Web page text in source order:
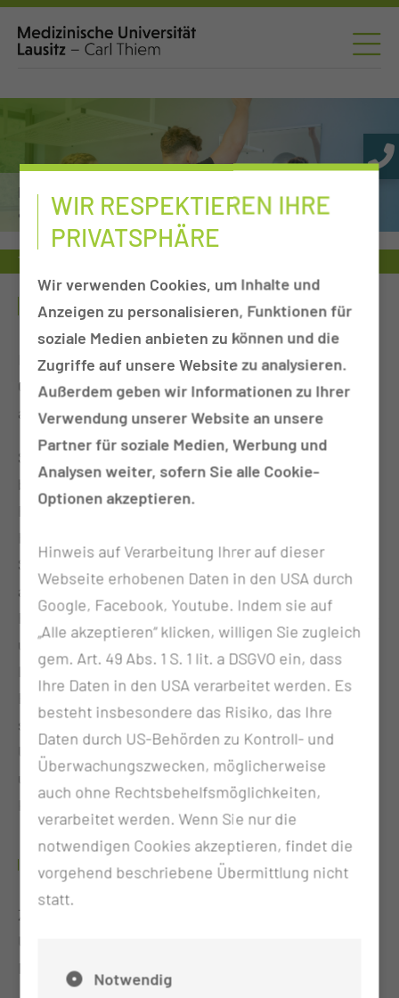
Physiotherapie, funktionelle Ergotherapie
& Logopädie
Therapeutische Leistung
KÄLTEKAMMER
Die Kältekammer des Carl- Thiem Klinikums
Cottbus wird nicht nur für die Patienten, sondern
auch für ambulante Behandlungen genutzt.
Sie besteht aus drei Kammern mit Temperaturen
bis zu -111°C. Bei Erkrankungen des rheumatischen
Formenkreises und chronischen Schmerzen am
Haltungs- und Bewegungsapparat können
Schmerzen gelindert und Stoffwechselprozesse
angeregt werden. Aber auch bei Depressionen,
Burnout und Migräne wirkt sie durch die Endorphin-
und Adrenalinausschüttung wahre Wunder. Im
Leistungssport gewinnt die Kältekammer auch an
Bedeutung. Sie beschleunigt die Regeneration und
somit die Vermeidung von Fehl- und
Überlastungsschäden. Nach Sportverletzungen
unterstützt sie den Heilungsprozess. Die
Kältetherapie ist ein wahrer Allrounder.
WAS IST ZU BEACHTEN?
Zwingend erforderlich ist eine
Nutzung der Kältekammer.
WIR RESPEKTIEREN IHRE
PRIVATSPHÄRE
Wir verwenden Cookies, um Inhalte und
Anzeigen zu personalisieren, Funktionen für
soziale Medien anbieten zu können und die
Zugriffe auf unsere Website zu analysieren.
Außerdem geben wir Informationen zu Ihrer
Verwendung unserer Website an unsere
Partner für soziale Medien, Werbung und
Analysen weiter, sofern Sie alle Cookie-
Optionen akzeptieren.
Hinweis auf Verarbeitung Ihrer auf dieser
Webseite erhobenen Daten in den USA durch
Google, Facebook, Youtube. Indem sie auf
„Alle akzeptieren“ klicken, willigen Sie zugleich
gem. Art. 49 Abs. 1 S. 1 lit. a DSGVO ein, dass
Ihre Daten in den USA verarbeitet werden. Es
besteht insbesondere das Risiko, das Ihre
Daten durch US-Behörden zu Kontroll- und
Überwachungszwecken, möglicherweise
auch ohne Rechtsbehelfsmöglichkeiten,
verarbeitet werden. Wenn Sie nur die
notwendigen Cookies akzeptieren, findet die
vorgehend beschriebene Übermittlung nicht
statt.
Notwendig